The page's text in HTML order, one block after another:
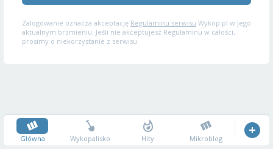
Zalogowanie oznacza akceptację Regulaminu serwisu Wykop.pl w jego
aktualnym brzmieniu. Jeśli nie akceptujesz Regulaminu w całości,
prosimy o niekorzystanie z serwisu.
Główna Wykopalisko Hity Mikroblog